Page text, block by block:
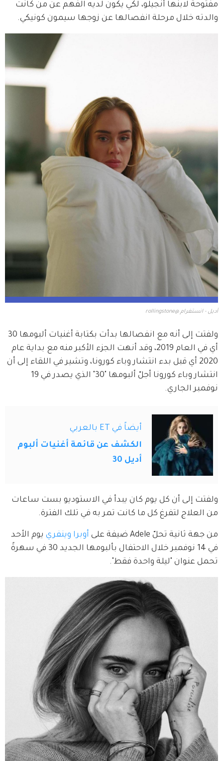
مفتوحة لابنها أنجيلو، لكي يكون لديه الفهم عن من كانت
والدته خلال مرحلة انفصالها عن زوجها سيمون كونيكي.
أديل - انستغرام @rollingstone
أي في العام 2019، وقد أنهت الجزء الأكبر منه مع بداية عام
2020 أي قبل بدء انتشار وباء كورونا، وتشير في اللقاء إلى أن
نوفمبر الجاري.
أيضاً في ET بالعربي
الكشف عن قائمة أغنيات ألبوم
أديل 30
ولفتت إلى أن كل يوم كان يبدأ في الاستوديو بست ساعات
من العلاج لتفرغ كل ما كانت تمر به في تلك الفترة.
من جهة ثانية تحلّ Adele ضيفة على أوبرا وينفري يوم الأحد
في 14 نوفمبر خلال الاحتفال بألبومها الجديد 30 في سهرةً
تحمل عنوان "ليلة واحدة فقط".